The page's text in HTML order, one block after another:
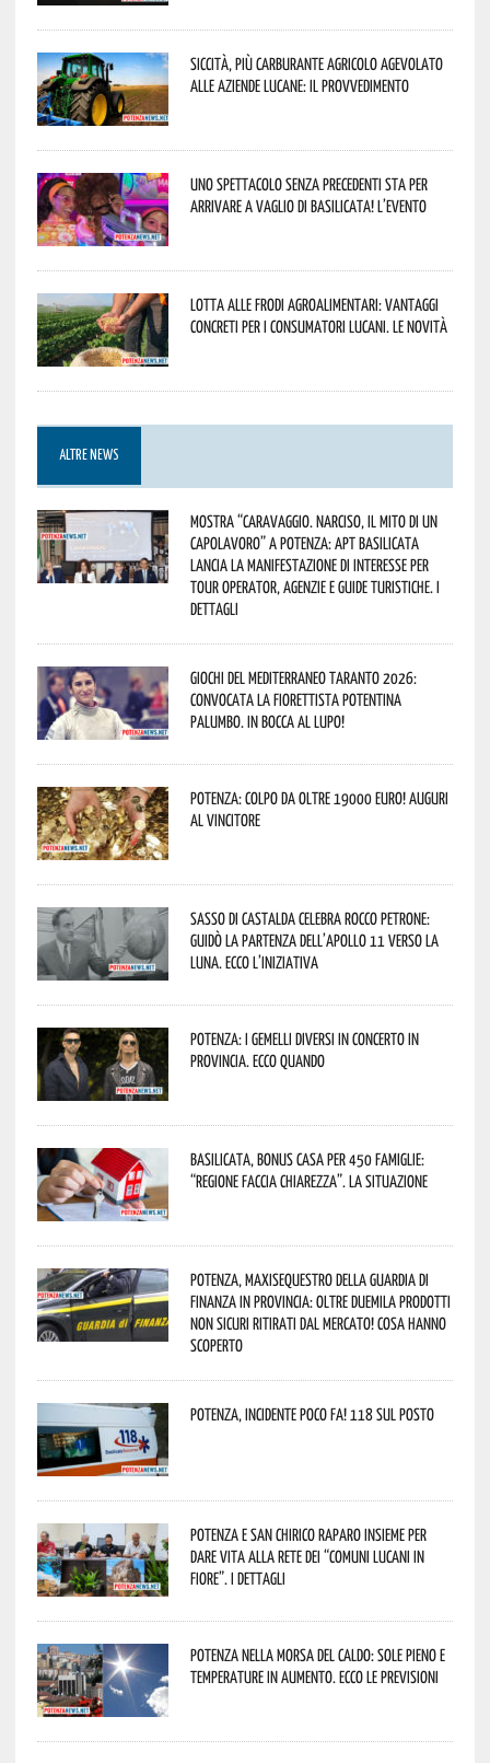
Siccità, più carburante agricolo agevolato
alle aziende lucane: il provvedimento
Uno spettacolo senza precedenti sta per
arrivare a Vaglio di Basilicata! L’evento
Lotta alle frodi agroalimentari: vantaggi
concreti per i consumatori lucani. Le novità
ALTRE NEWS
Mostra “Caravaggio. Narciso, il mito di un
capolavoro” a Potenza: APT Basilicata
lancia la manifestazione di interesse per
Tour Operator, Agenzie e Guide Turistiche. I
dettagli
Giochi del Mediterraneo Taranto 2026:
convocata la fiorettista potentina
Palumbo. In bocca al lupo!
Potenza: colpo da oltre 19000 Euro! Auguri
al vincitore
Sasso di Castalda celebra Rocco Petrone:
guidò la partenza dell’Apollo 11 verso la
Luna. Ecco l’iniziativa
Potenza: i Gemelli DiVersi in concerto in
provincia. Ecco quando
Basilicata, Bonus casa per 450 famiglie:
“Regione faccia chiarezza”. La situazione
Potenza, maxisequestro della Guardia di
Finanza in provincia: oltre duemila prodotti
non sicuri ritirati dal mercato! Cosa hanno
scoperto
Potenza, incidente poco fa! 118 sul posto
Potenza e San Chirico Raparo insieme per
dare vita alla rete dei “Comuni Lucani in
Fiore”. I dettagli
Potenza nella morsa del caldo: sole pieno e
temperature in aumento. Ecco le previsioni